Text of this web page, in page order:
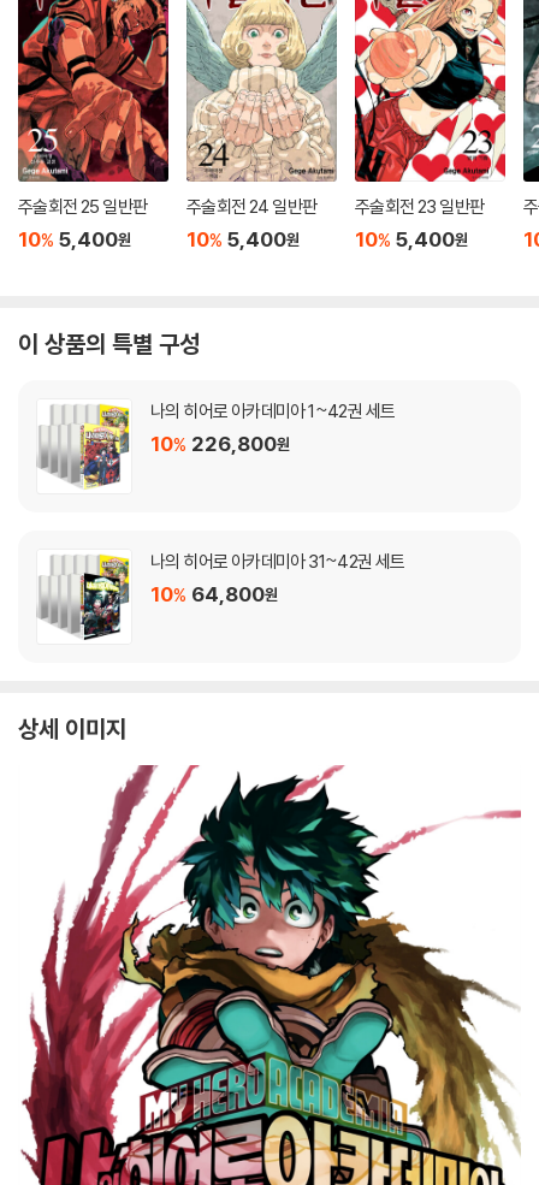
주술회전 25 일반판
10% 5,400원
주술회전 24 일반판
10% 5,400원
주술회전 23 일반판
10% 5,400원
이 상품의 특별 구성
나의 히어로 아카데미아 1~42권 세트
10% 226,800원
나의 히어로 아카데미아 31~42권 세트
10% 64,800원
상세 이미지